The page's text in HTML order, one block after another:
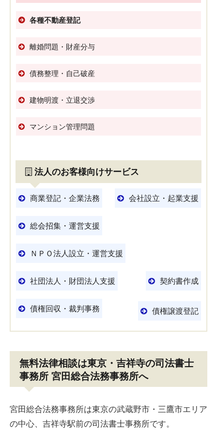
各種不動産登記
離婚問題・財産分与
債務整理・自己破産
建物明渡・立退交渉
マンション管理問題
法人のお客様向けサービス
商業登記・企業法務 会社設立・起業支援
総会招集・運営支援
ＮＰＯ法人設立・運営支援
社団法人・財団法人支援 契約書作成
債権回収・裁判事務 債権譲渡登記
無料法律相談は東京・吉祥寺の司法書士
事務所 宮田総合法務事務所へ
宮田総合法務事務所は東京の武蔵野市・三鷹市エリア
の中心、吉祥寺駅前の司法書士事務所です。